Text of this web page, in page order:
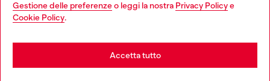
Gestione delle preferenzeo leggi la nostra Privacy Policye
Cookie Policy.
Accetta tutto
Country: IT Language: IT
You are currently browsing Italia website, but it seems you may
be based in United States